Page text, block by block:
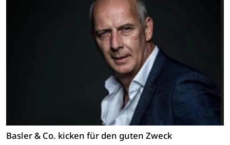
Basler & Co. kicken für den guten Zweck